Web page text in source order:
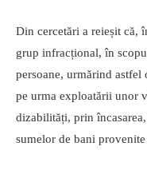
Din cercetări a reieșit că,
grup infracțional, în
persoane, urmărind
pe urma exploatării unor
dizabilități, prin
sumelor de bani